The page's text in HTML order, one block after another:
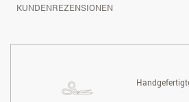
KUNDENREZENSIONEN